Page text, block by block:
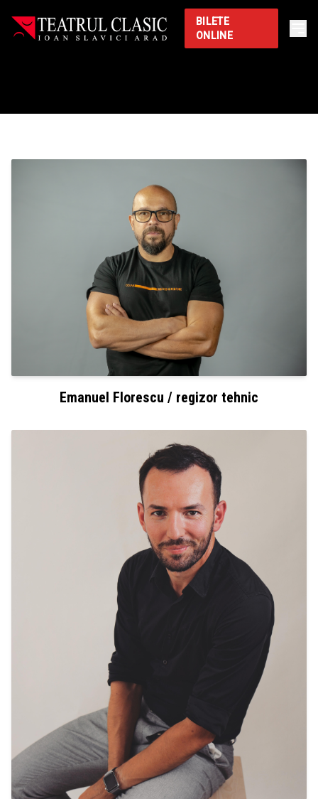
BILETE
ONLINE
Emanuel Florescu / regizor tehnic